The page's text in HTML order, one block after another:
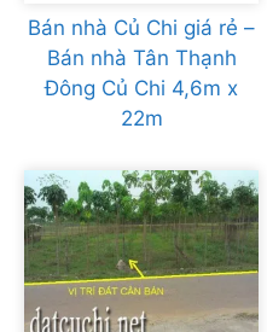
Bán nhà Củ Chi giá rẻ –
Bán nhà Tân Thạnh
Đông Củ Chi 4,6m x
22m